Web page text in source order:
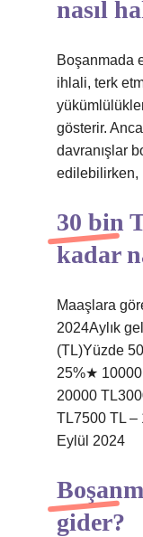
nasıl
Boşanmada
ihlali, terk
gösterir.
davranışlar
edilebilirken,
30 bin
kadar
Maaşlara
2024Aylık
(TL)Yüzde
25%★
20000
TL7500 TL –
Eylül 2024
gider?